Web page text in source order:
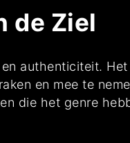
de Ziel
authenticiteit.
en mee te
die het genre